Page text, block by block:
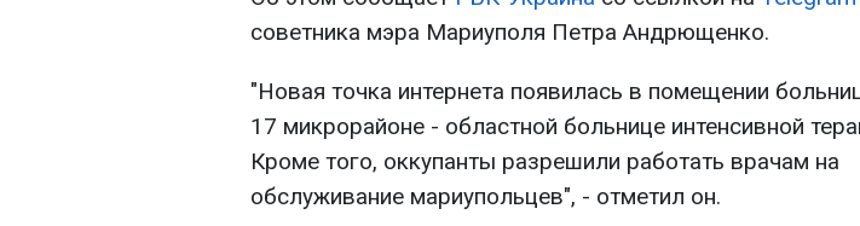
советника мэра Мариуполя Петра Андрющенко.
"Новая точка интернета появилась в помещении
17 микрорайоне - областной больнице интенсивной
Кроме того, оккупанты разрешили работать врачам на
обслуживание мариупольцев", - отметил он.